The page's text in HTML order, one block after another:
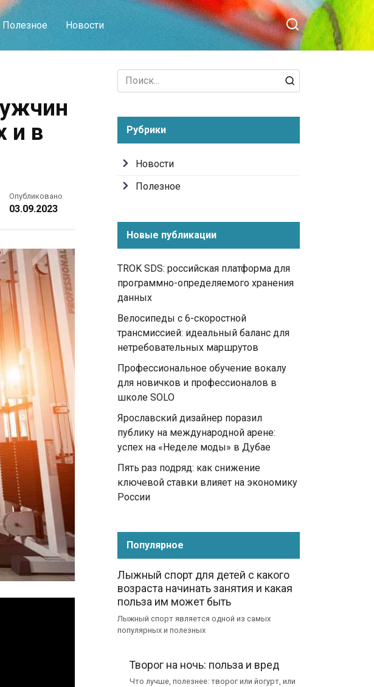
Полезное Новости
и в
Опубликовано
03.09.2023
Search
for:
Рубрики
Новости
Полезное
Новые публикации
TROK SDS: российская платформа для
программно-определяемого хранения
данных
Велосипеды с 6-скоростной
трансмиссией: идеальный баланс для
нетребовательных маршрутов
Профессиональное обучение вокалу
для новичков и профессионалов в
школе SOLO
Ярославский дизайнер поразил
публику на международной арене:
успех на «Неделе моды» в Дубае
Пять раз подряд: как снижение
ключевой ставки влияет на экономику
России
Популярное
Лыжный спорт для детей с какого
возраста начинать занятия и какая
польза им может быть
Лыжный спорт является одной из самых
популярных и полезных
Творог на ночь: польза и вред
Что лучше, полезнее: творог или йогурт, или